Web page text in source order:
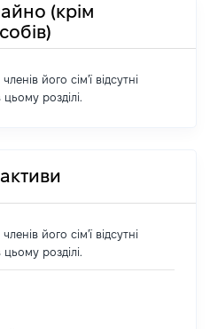
(крім
його сім'ї відсутні
розділі.
його сім'ї відсутні
розділі.